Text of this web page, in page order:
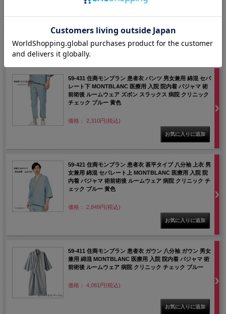
術後 ルームウェア 病院 クリニック SS 3L 大きいサイズ
価格： 6,545円(税込)
59-431 住商モンブラン 患者衣 パンツ 男女兼用 綿混 セパ
レート下 MONTBLANC 医療用 入院 院内着 パジャマ 術
前術後 ルームウェア ズボン スラックス 病院 クリニック
チェック ブルー 黄色
価格： 2,310円(税込)
59-421 住商モンブラン 患者衣 甚平タイプ 八分袖 上衣 男
女兼用 綿混 セパレート上 MONTBLANC 医療用 入院 院
内着 パジャマ 術前術後 ルームウェア 病院 クリニック チ
ェック ブルー 黄色
価格： 2,849円(税込)
59-411 住商モンブラン 患者衣 ガウン 八分袖 ガウン 男女
兼用 綿混 MONTBLANC 医療用 入院 院内着 パジャマ 術
前術後 ルームウェア 病院 クリニック チェック ブルー
価格： 4,081円(税込)